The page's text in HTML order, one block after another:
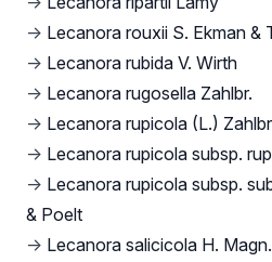
→ Lecanora rouxii S. Ekman &
→ Lecanora rubida V. Wirth
→ Lecanora rugosella Zahlbr.
→ Lecanora rupicola (L.)
→ Lecanora rupicola subsp.
→ Lecanora rupicola subsp.
& Poelt
→ Lecanora salicicola H. Magn.